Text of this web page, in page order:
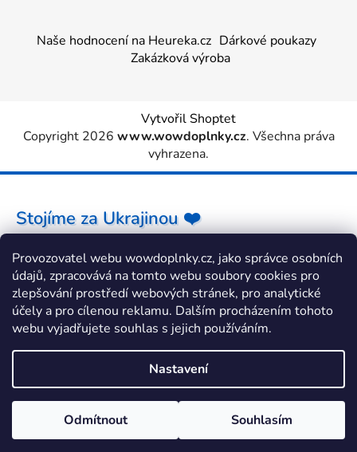
Provozovatel webu wowdoplnky.cz, jako správce osobních
údajů, zpracovává na tomto webu soubory cookies pro
zlepšování prostředí webových stránek, pro analytické
účely a pro cílenou reklamu. Dalším procházením tohoto
webu vyjadřujete souhlas s jejich používáním.
Nastavení
Odmítnout Souhlasím
Naše hodnocení na Heureka.cz Dárkové poukazy
Zakázková výroba
Vytvořil Shoptet
Copyright 2026 www.wowdoplnky.cz. Všechna práva
vyhrazena.
Stojíme za Ukrajinou ❤️
Jak a čím pomoci »